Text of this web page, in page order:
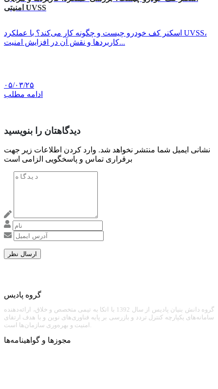
امنیتی UVSS
اسکنر کف خودرو چیست و چگونه کار می‌کند؟ با عملکرد UVSS،
کاربردها و نقش آن در افزایش امنیت...
۰۵/۰۳/۲۵
ادامه مطلب
دیدگاهتان را بنویسید
نشانی ایمیل شما منتشر نخواهد شد. وارد کردن اطلاعات زیر جهت
برقراری تماس و پاسخگویی الزامی است
گروه پادیس
گروه دانش بنیان پادیس از سال 1392 با اتکا به تیمی متخصص و خلاق، ارائه‌دهنده
سامانه‌های یکپارچه کنترل تردد و بازرسی بر پایه فناوری‌های نوین و با هدف ارتقای
امنیت و بهره‌وری سازمان‌ها است.
مجوزها و گواهینامه‌ها